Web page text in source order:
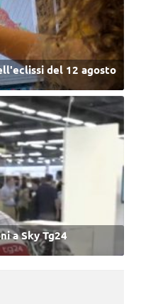
del 12 agosto
a Sky Tg24